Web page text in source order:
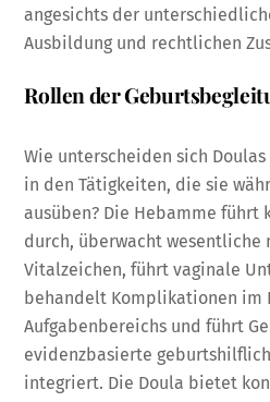
angesichts der
Ausbildung und rechtlichen
Rollen der
Wie unterscheiden sich
in den Tätigkeiten, die sie
ausüben? Die Hebamme führt
durch, überwacht
Vitalzeichen, führt vaginale
behandelt Komplikationen im
Aufgabenbereichs und führt
evidenzbasierte
integriert. Die Doula bietet